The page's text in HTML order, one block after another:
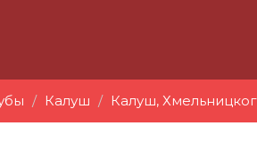
Калуш Калуш,